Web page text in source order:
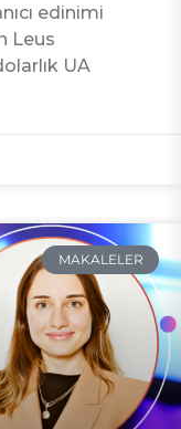
edinimi
Leus
UA
MAKALELER